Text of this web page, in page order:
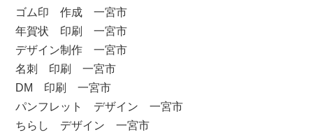
ゴム印 作成 一宮市
年賀状 印刷 一宮市
デザイン制作 一宮市
名刺 印刷 一宮市
DM 印刷 一宮市
パンフレット デザイン 一宮市
ちらし デザイン 一宮市